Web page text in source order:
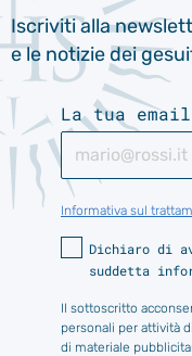
Iscriviti alla
e le notizie dei
La tua email
Informativa sul
Dichiaro di
suddetta
Il sottoscritto
personali per attività
di materiale